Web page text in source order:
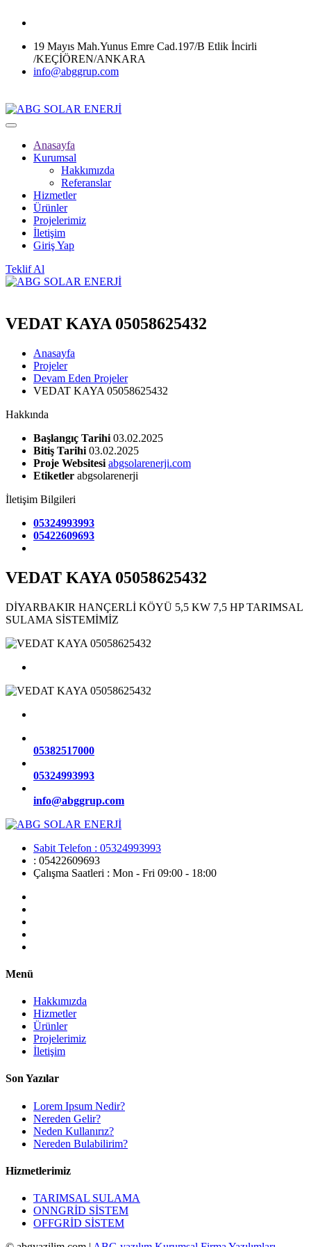
19 Mayıs Mah.Yunus Emre Cad.197/B Etlik İncirli
/KEÇİÖREN/ANKARA
info@abggrup.com
Anasayfa
Kurumsal
Hakkımızda
Referanslar
Hizmetler
Ürünler
Projelerimiz
İletişim
Giriş Yap
Teklif Al
VEDAT KAYA 05058625432
Anasayfa
Projeler
Devam Eden Projeler
VEDAT KAYA 05058625432
Hakkında
Başlangıç Tarihi 03.02.2025
Bitiş Tarihi 03.02.2025
Proje Websitesi abgsolarenerji.com
Etiketler abgsolarenerji
İletişim Bilgileri
05324993993
05422609693
VEDAT KAYA 05058625432
DİYARBAKIR HANÇERLİ KÖYÜ 5,5 KW 7,5 HP TARIMSAL
SULAMA SİSTEMİMİZ
05382517000
05324993993
info@abggrup.com
Sabit Telefon : 05324993993
: 05422609693
Çalışma Saatleri : Mon - Fri 09:00 - 18:00
Menü
Hakkımızda
Hizmetler
Ürünler
Projelerimiz
İletişim
Son Yazılar
Lorem Ipsum Nedir?
Nereden Gelir?
Neden Kullanırız?
Nereden Bulabilirim?
Hizmetlerimiz
TARIMSAL SULAMA
ONNGRİD SİSTEM
OFFGRİD SİSTEM